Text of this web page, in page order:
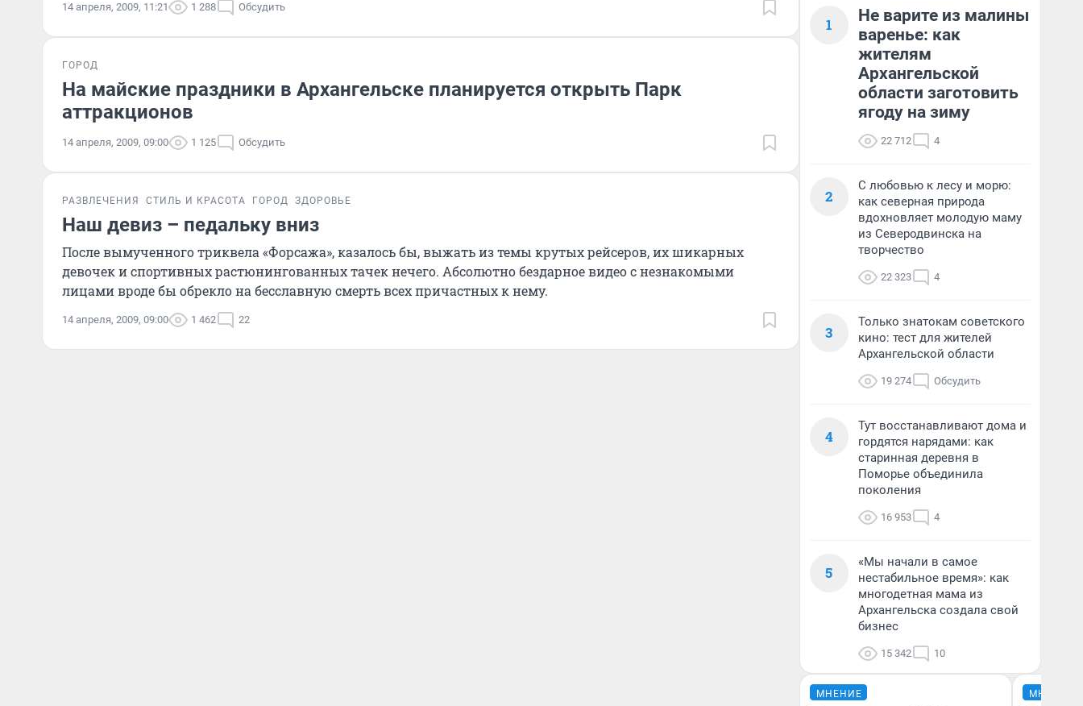
14 апреля, 2009, 11:21 1 288 Обсудить
ГОРОД
На майские праздники в Архангельске планируется открыть Парк
аттракционов
14 апреля, 2009, 09:00 1 125 Обсудить
РАЗВЛЕЧЕНИЯ СТИЛЬ И КРАСОТА ГОРОД ЗДОРОВЬЕ
Наш девиз – педальку вниз
После вымученного триквела «Форсажа», казалось бы, выжать из темы крутых рейсеров, их шикарных
девочек и спортивных растюнингованных тачек нечего. Абсолютно бездарное видео с незнакомыми
лицами вроде бы обрекло на бесславную смерть всех причастных к нему.
14 апреля, 2009, 09:00 1 462 22
1
Не варите из малины
варенье: как
жителям
Архангельской
области заготовить
ягоду на зиму
22 712 4
2
С любовью к лесу и морю:
как северная природа
вдохновляет молодую маму
из Северодвинска на
творчество
22 323 4
3
Только знатокам советского
кино: тест для жителей
Архангельской области
19 274 Обсудить
4
Тут восстанавливают дома и
гордятся нарядами: как
старинная деревня в
Поморье объединила
поколения
16 953 4
5
«Мы начали в самое
нестабильное время»: как
многодетная мама из
Архангельска создала свой
бизнес
15 342 10
МНЕНИЕ МНЕНИЕ